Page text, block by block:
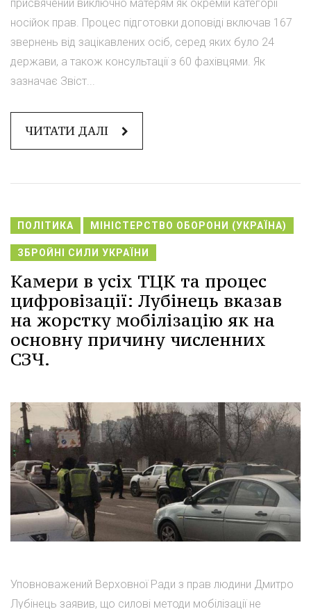
присвячений виключно матерям як окремій категорії
носійок прав. Процес підготовки доповіді включав 167
звернень від зацікавлених осіб, серед яких було 24
держави, а також консультації з 60 фахівцями. Як
зазначає Звіст...
ЧИТАТИ ДАЛІ
ПОЛІТИКА МІНІСТЕРСТВО ОБОРОНИ (УКРАЇНА)
ЗБРОЙНІ СИЛИ УКРАЇНИ
Камери в усіх ТЦК та процес
цифровізації: Лубінець вказав
на жорстку мобілізацію як на
основну причину численних
СЗЧ.
Уповноважений Верховної Ради з прав людини Дмитро
Лубінець заявив, що силові методи мобілізації не